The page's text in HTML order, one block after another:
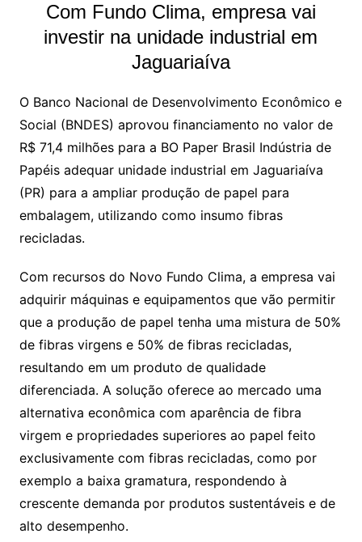
Com Fundo Clima, empresa vai
investir na unidade industrial em
Jaguariaíva
O Banco Nacional de Desenvolvimento Econômico e
Social (BNDES) aprovou financiamento no valor de
R$ 71,4 milhões para a BO Paper Brasil Indústria de
Papéis adequar unidade industrial em Jaguariaíva
(PR) para a ampliar produção de papel para
embalagem, utilizando como insumo fibras
recicladas.
Com recursos do Novo Fundo Clima, a empresa vai
adquirir máquinas e equipamentos que vão permitir
que a produção de papel tenha uma mistura de 50%
de fibras virgens e 50% de fibras recicladas,
resultando em um produto de qualidade
diferenciada. A solução oferece ao mercado uma
alternativa econômica com aparência de fibra
virgem e propriedades superiores ao papel feito
exclusivamente com fibras recicladas, como por
exemplo a baixa gramatura, respondendo à
crescente demanda por produtos sustentáveis e de
alto desempenho.